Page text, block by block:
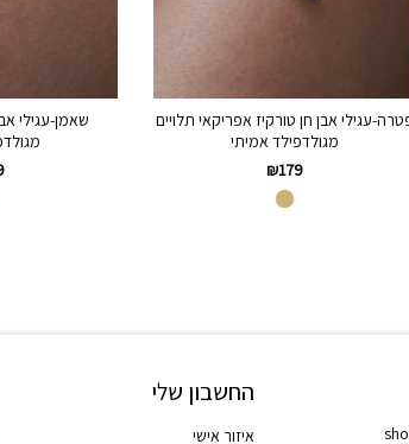
עגילי אבן חן טורקיז אפריקאי תלויים
מגולדפילד אמיתי
₪179
שאמן-עגילי
החשבון שלי
איזור אישי